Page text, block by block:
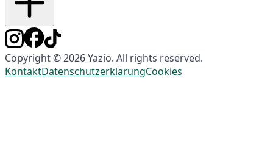
Copyright © 2026 Yazio. All rights reserved.
KontaktDatenschutzerklärungCookies